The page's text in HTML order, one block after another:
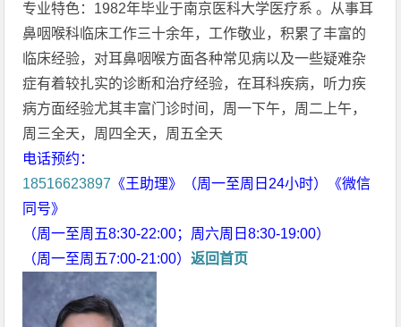
专业特色：1982年毕业于南京医科大学医疗系 。从事耳
鼻咽喉科临床工作三十余年，工作敬业，积累了丰富的
临床经验，对耳鼻咽喉方面各种常见病以及一些疑难杂
症有着较扎实的诊断和治疗经验，在耳科疾病，听力疾
病方面经验尤其丰富门诊时间，周一下午，周二上午，
周三全天，周四全天，周五全天
电话预约：
18516623897 《王助理》（周一至周日24小时）《微信
同号》
（周一至周五8:30-22:00；周六周日8:30-19:00）
（周一至周五7:00-21:00）返回首页